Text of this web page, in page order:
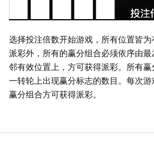
选择投注倍数开始游戏，所有位置皆
派彩外，所有的赢分组合必须依序由最
邻有效位置上，方可获得派彩。所有
一转轮上出现赢分标志的数目。每次
赢分组合方可获得派彩。